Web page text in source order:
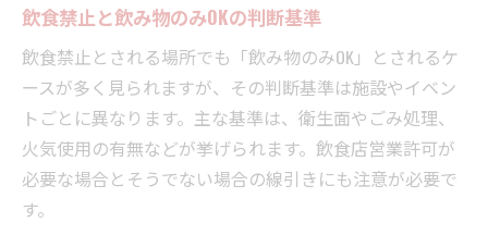
飲食禁止と飲み物のみOKの判断基準
飲食禁止とされる場所でも「飲み物のみOK」とされるケ
ースが多く見られますが、その判断基準は施設やイベン
トごとに異なります。主な基準は、衛生面やごみ処理、
火気使用の有無などが挙げられます。飲食店営業許可が
必要な場合とそうでない場合の線引きにも注意が必要で
す。